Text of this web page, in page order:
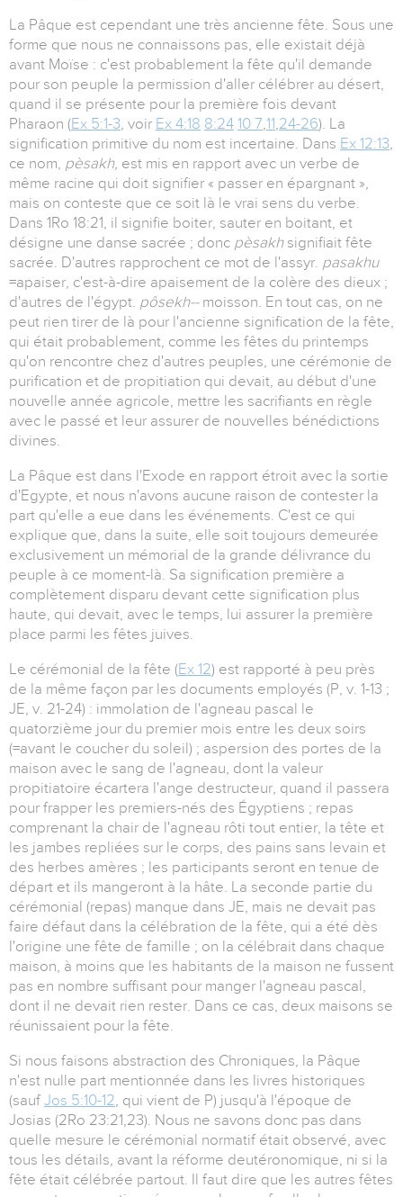
La Pâque est cependant une très ancienne fête. Sous une
forme que nous ne connaissons pas, elle existait déjà
avant Moïse : c'est probablement la fête qu'il demande
pour son peuple la permission d'aller célébrer au désert,
quand il se présente pour la première fois devant
Pharaon (Ex 5:1-3, voir Ex 4:18 8:24 10 7,11,24-26). La
signification primitive du nom est incertaine. Dans Ex 12:13,
ce nom, pèsakh, est mis en rapport avec un verbe de
même racine qui doit signifier « passer en épargnant »,
mais on conteste que ce soit là le vrai sens du verbe.
Dans 1Ro 18:21, il signifie boiter, sauter en boitant, et
désigne une danse sacrée ; donc pèsakh signifiait fête
sacrée. D'autres rapprochent ce mot de l'assyr. pasakhu
=apaiser, c'est-à-dire apaisement de la colère des dieux ;
d'autres de l'égypt. pôsekh-- moisson. En tout cas, on ne
peut rien tirer de là pour l'ancienne signification de la fête,
qui était probablement, comme les fêtes du printemps
qu'on rencontre chez d'autres peuples, une cérémonie de
purification et de propitiation qui devait, au début d'une
nouvelle année agricole, mettre les sacrifiants en règle
avec le passé et leur assurer de nouvelles bénédictions
divines.
La Pâque est dans l'Exode en rapport étroit avec la sortie
d'Egypte, et nous n'avons aucune raison de contester la
part qu'elle a eue dans les événements. C'est ce qui
explique que, dans la suite, elle soit toujours demeurée
exclusivement un mémorial de la grande délivrance du
peuple à ce moment-là. Sa signification première a
complètement disparu devant cette signification plus
haute, qui devait, avec le temps, lui assurer la première
place parmi les fêtes juives.
Le cérémonial de la fête (Ex 12) est rapporté à peu près
de la même façon par les documents employés (P, v. 1-13 ;
JE, v. 21-24) : immolation de l'agneau pascal le
quatorzième jour du premier mois entre les deux soirs
(=avant le coucher du soleil) ; aspersion des portes de la
maison avec le sang de l'agneau, dont la valeur
propitiatoire écartera l'ange destructeur, quand il passera
pour frapper les premiers-nés des Égyptiens ; repas
comprenant la chair de l'agneau rôti tout entier, la tête et
les jambes repliées sur le corps, des pains sans levain et
des herbes amères ; les participants seront en tenue de
départ et ils mangeront à la hâte. La seconde partie du
cérémonial (repas) manque dans JE, mais ne devait pas
faire défaut dans la célébration de la fête, qui a été dès
l'origine une fête de famille ; on la célébrait dans chaque
maison, à moins que les habitants de la maison ne fussent
pas en nombre suffisant pour manger l'agneau pascal,
dont il ne devait rien rester. Dans ce cas, deux maisons se
réunissaient pour la fête.
Si nous faisons abstraction des Chroniques, la Pâque
n'est nulle part mentionnée dans les livres historiques
(sauf Jos 5:10-12, qui vient de P) jusqu'à l'époque de
Josias (2Ro 23:21,23). Nous ne savons donc pas dans
quelle mesure le cérémonial normatif était observé, avec
tous les détails, avant la réforme deutéronomique, ni si la
fête était célébrée partout. Il faut dire que les autres fêtes